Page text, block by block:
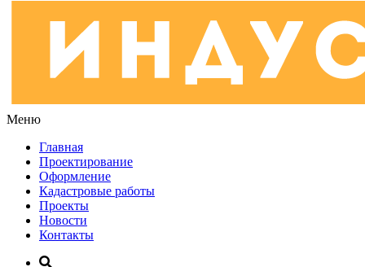
Меню
Главная
Проектирование
Оформление
Кадастровые работы
Проекты
Новости
Контакты